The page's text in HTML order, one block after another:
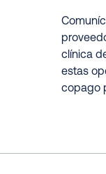
clínica
estas
copago